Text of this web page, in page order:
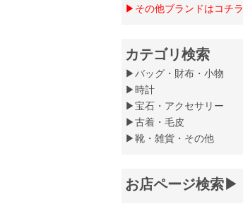
▶その他ブランドはコチラ
カテゴリ検索
▶バッグ・財布・小物
▶時計
▶宝石・アクセサリー
▶古着・毛皮
▶靴・雑貨・その他
お店ページ検索▶